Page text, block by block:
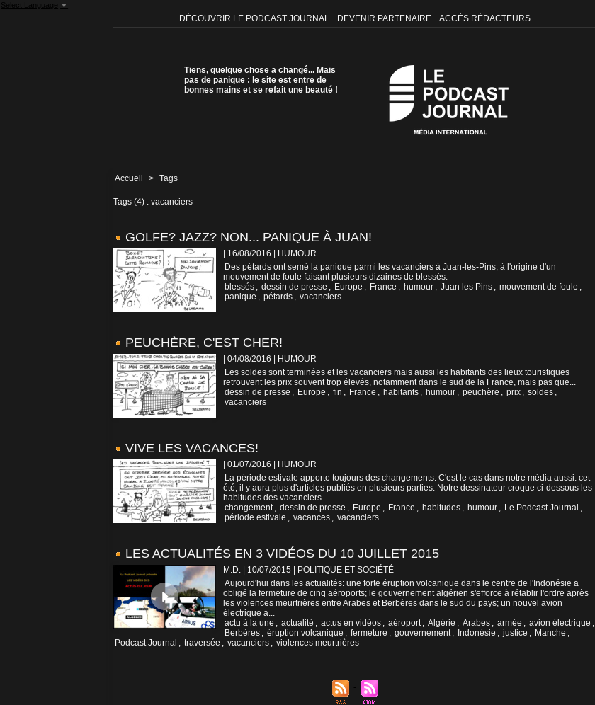
Select Language ▼
DÉCOUVRIR LE PODCAST JOURNAL DEVENIR PARTENAIRE ACCÈS RÉDACTEURS
Tiens, quelque chose a changé... Mais
pas de panique : le site est entre de
bonnes mains et se refait une beauté !
Accueil > Tags
Tags (4) : vacanciers
GOLFE? JAZZ? NON... PANIQUE À JUAN!
| 16/08/2016
HUMOUR
Des pétards ont semé la panique parmi les vacanciers à Juan-les-Pins, à l'origine d'un
mouvement de foule faisant plusieurs dizaines de blessés.
blessés , dessin de presse , Europe , France , humour , Juan les Pins , mouvement de foule ,
panique , pétards , vacanciers
PEUCHÈRE, C'EST CHER!
| 04/08/2016
HUMOUR
Les soldes sont terminées et les vacanciers mais aussi les habitants des lieux touristiques
retrouvent les prix souvent trop élevés, notamment dans le sud de la France, mais pas que...
dessin de presse , Europe , fin , France , habitants , humour , peuchère , prix , soldes ,
vacanciers
VIVE LES VACANCES!
| 01/07/2016
HUMOUR
La période estivale apporte toujours des changements. C'est le cas dans notre média aussi: cet
été, il y aura plus d'articles publiés en plusieurs parties. Notre dessinateur croque ci-dessous les
habitudes des vacanciers.
changement , dessin de presse , Europe , France , habitudes , humour , Le Podcast Journal ,
période estivale , vacances , vacanciers
LES ACTUALITÉS EN 3 VIDÉOS DU 10 JUILLET 2015
M.D. | 10/07/2015
POLITIQUE ET SOCIÉTÉ
Aujourd'hui dans les actualités: une forte éruption volcanique dans le centre de l'Indonésie a
obligé la fermeture de cinq aéroports; le gouvernement algérien s'efforce à rétablir l'ordre après
les violences meurtrières entre Arabes et Berbères dans le sud du pays; un nouvel avion
électrique a...
actu à la une , actualité , actus en vidéos , aéroport , Algérie , Arabes , armée , avion électrique ,
Berbères , éruption volcanique , fermeture , gouvernement , Indonésie , justice , Manche ,
Podcast Journal , traversée , vacanciers , violences meurtrières